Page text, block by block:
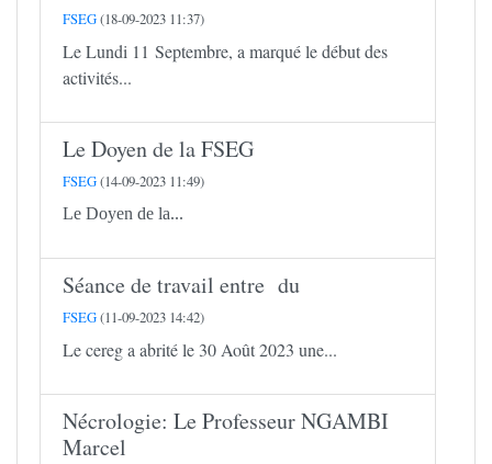
FSEG(18-09-2023 11:37)
Le Lundi 11 Septembre, a marqué le début des
activités...
Le Doyen de la FSEG
FSEG(14-09-2023 11:49)
Le Doyen de la...
Séance de travail entre du
FSEG(11-09-2023 14:42)
Le cereg a abrité le 30 Août 2023 une...
Nécrologie: Le Professeur NGAMBI
Marcel